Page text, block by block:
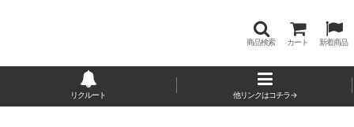
商品検索 カート 新着商品
リクルート 他リンクはコチラ→